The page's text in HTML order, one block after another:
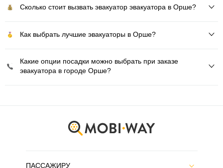
Сколько стоит вызвать эвакуатор эвакуатора в Орше?
Как выбрать лучшие эвакуаторы в Орше?
Какие опции посадки можно выбрать при заказе
эвакуатора в городе Орше?
ПАССАЖИРУ